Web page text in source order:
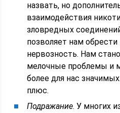
назвать, но
взаимодействия
зловредных
позволяет нам обрести
нервозность. Нам
мелочные проблемы и
более для нас
плюс.
Подражание. У многих